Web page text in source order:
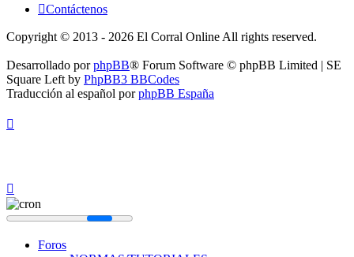
Contáctenos
Copyright © 2013 - 2026 El Corral Online All rights reserved.
Desarrollado porphpBB® Forum Software © phpBB Limited | SE
Square Left by PhpBB3 BBCodes
Traducción al español porphpBB España
Foros